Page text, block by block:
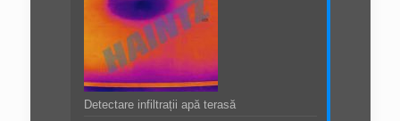
Detectare infiltrații apă terasă